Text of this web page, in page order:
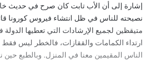
إشارة إلى أن الأب تابت كان صرح في حديث
نصيحته للناس في ظل انتشاء فيروس كورونا
متيقظين لجميع الإرشادات التي تعطيها الدولة
ارتداء الكمامات والققازات، فالخطر ليس فقط
الناس المقيمين معنا في المنزل. وبالطبع حين